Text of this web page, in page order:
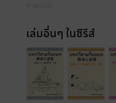
เล่มอื่นๆ ในซีรีส์